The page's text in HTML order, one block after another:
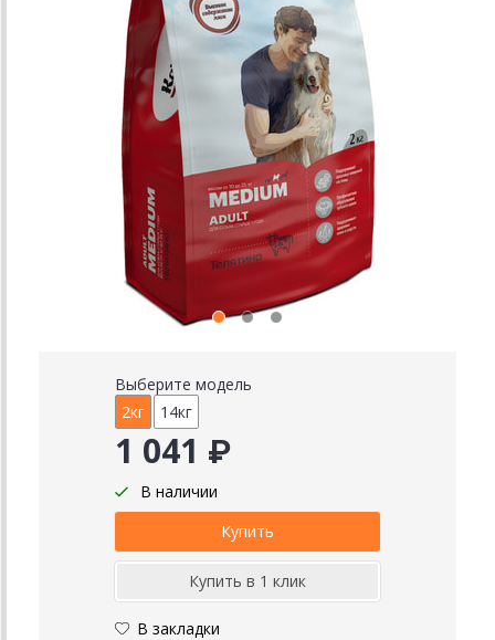
Выберите модель
2кг
14кг
1 041 ₽
В наличии
В закладки